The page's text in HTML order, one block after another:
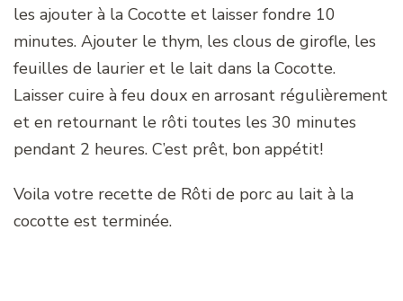
les ajouter à la Cocotte et laisser fondre 10
minutes. Ajouter le thym, les clous de girofle, les
feuilles de laurier et le lait dans la Cocotte.
Laisser cuire à feu doux en arrosant régulièrement
et en retournant le rôti toutes les 30 minutes
pendant 2 heures. C’est prêt, bon appétit!
Voila votre recette de Rôti de porc au lait à la
cocotte est terminée.